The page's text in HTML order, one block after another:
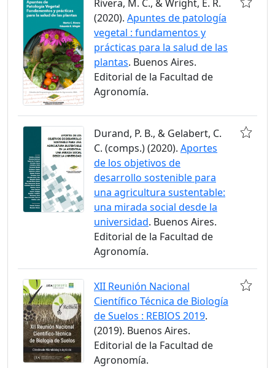
Rivera, M. C., & Wright, E. R.
(2020). Apuntes de patología
vegetal : fundamentos y
prácticas para la salud de las
plantas. Buenos Aires.
Editorial de la Facultad de
Agronomía.
Durand, P. B., & Gelabert, C.
C. (comps.) (2020). Aportes
de los objetivos de
desarrollo sostenible para
una agricultura sustentable:
una mirada social desde la
universidad. Buenos Aires.
Editorial de la Facultad de
Agronomía.
XII Reunión Nacional
Científico Técnica de Biología
de Suelos : REBIOS 2019.
(2019). Buenos Aires.
Editorial de la Facultad de
Agronomía.